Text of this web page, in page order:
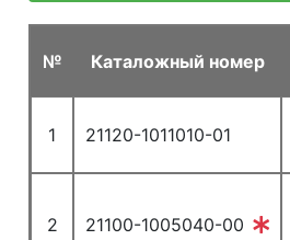
№ Каталожный номер
1 21120-1011010-01
2 21100-1005040-00